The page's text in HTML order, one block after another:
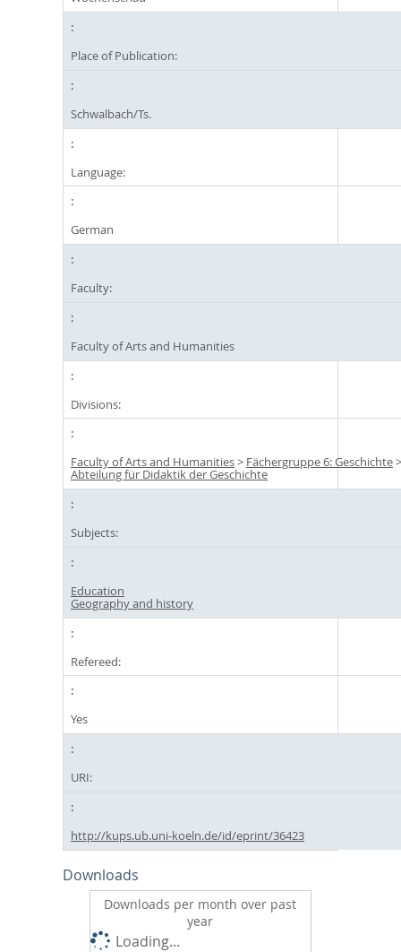
Place of Publication:
Schwalbach/Ts.
Language:
German
Faculty:
Faculty of Arts and Humanities
Divisions:
Faculty of Arts and Humanities> Fächergruppe 6: Geschichte
Abteilung für Didaktik der Geschichte
Subjects:
Education
Geography and history
Refereed:
Yes
URI:
http://kups.ub.uni-koeln.de/id/eprint/36423
Downloads
Downloads per month over past
year
Loading...